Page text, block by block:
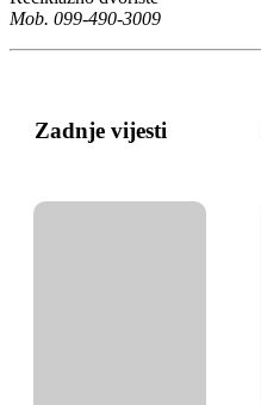
Mob. 099-490-3009
Zadnje vijesti